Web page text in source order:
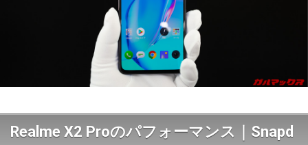
Realme X2 Proのパフォーマンス｜Snapd